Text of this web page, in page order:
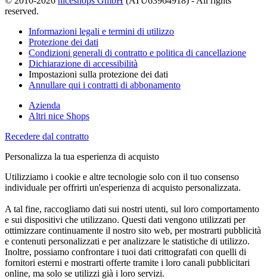
reserved.
Informazioni legali e termini di utilizzo
Protezione dei dati
Condizioni generali di contratto e politica di cancellazione
Dichiarazione di accessibilità
Impostazioni sulla protezione dei dati
Annullare qui i contratti di abbonamento
Azienda
Altri nice Shops
Recedere dal contratto
Personalizza la tua esperienza di acquisto
Utilizziamo i cookie e altre tecnologie solo con il tuo consenso
individuale per offrirti un'esperienza di acquisto personalizzata.
A tal fine, raccogliamo dati sui nostri utenti, sul loro comportamento
e sui dispositivi che utilizzano. Questi dati vengono utilizzati per
ottimizzare continuamente il nostro sito web, per mostrarti pubblicità
e contenuti personalizzati e per analizzare le statistiche di utilizzo.
Inoltre, possiamo confrontare i tuoi dati crittografati con quelli di
fornitori esterni e mostrarti offerte tramite i loro canali pubblicitari
online, ma solo se utilizzi già i loro servizi.